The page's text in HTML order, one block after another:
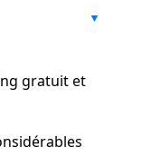
gratuit et